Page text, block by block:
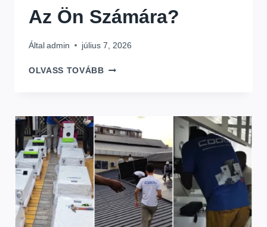
Az Ön Számára?
Által admin július 7, 2026
OLVASS TOVÁBB FALRA
AKKUMULÁTOR:
MELYIK
ENERGIATÁROLÓ
RENDSZER
A
MEGFELELŐ
AZ
ÖN
SZÁMÁRA?